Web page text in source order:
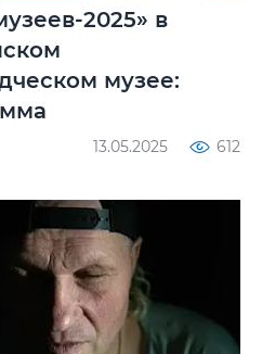
2025» в
музее:
13.05.2025 612